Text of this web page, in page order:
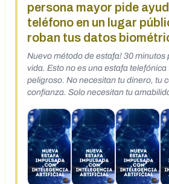
persona mayor pide
teléfono en un lugar
roban tus datos
Nuevo método de estafa! 30 minutos pueden arruinarte la
vida. Esto no es una estafa telefónica típica; es mucho más
peligroso. No necesitan tu dinero, tu contraseña ni tu
confianza. Solo necesitan tu amabilidad. Recientemente, ha
centros comerciales, estaciones de
lugares públicos. Los estafadores suelen ser personas bien
vestidas, de mediana edad o mayores. Es posible que
que no saben usar su teléfono, que
importe de su pensión o ayuda, o que
página equivocada, y te pidan que les